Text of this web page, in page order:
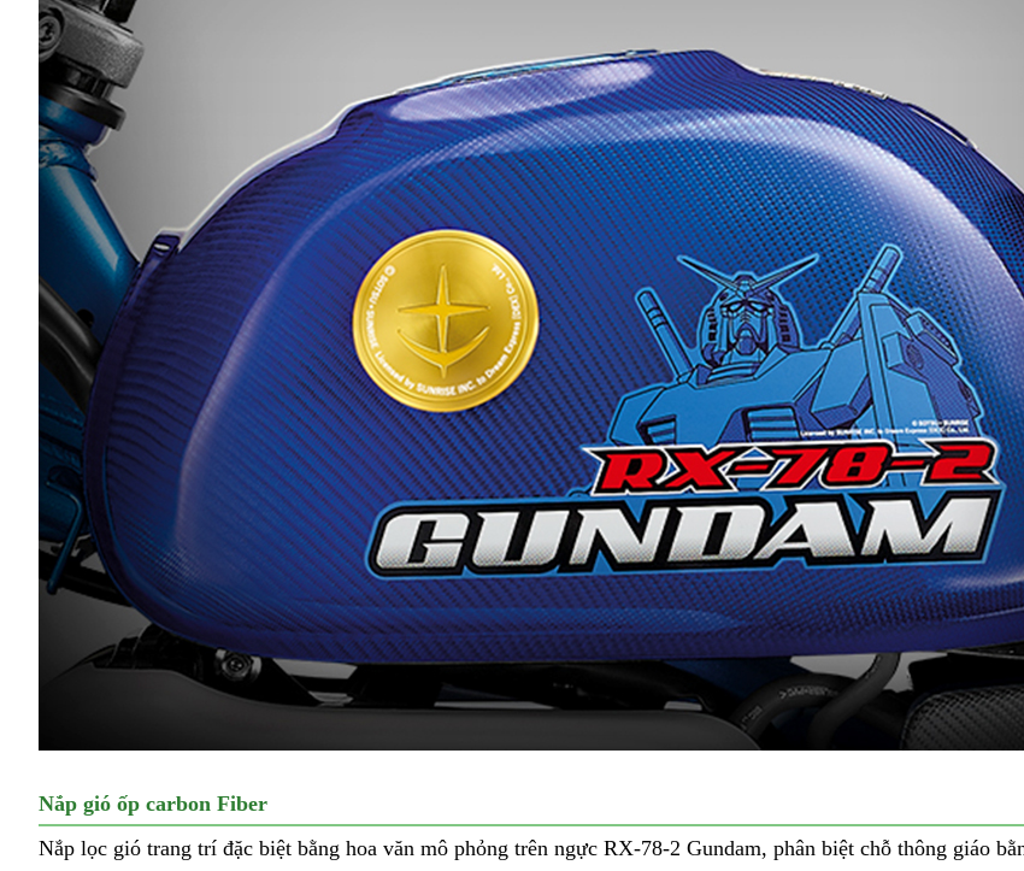
Nắp gió ốp carbon Fiber
Nắp lọc gió trang trí đặc biệt bằng hoa văn mô phỏng trên ngực RX-78-2 Gundam, phân biệt chỗ thông giáo